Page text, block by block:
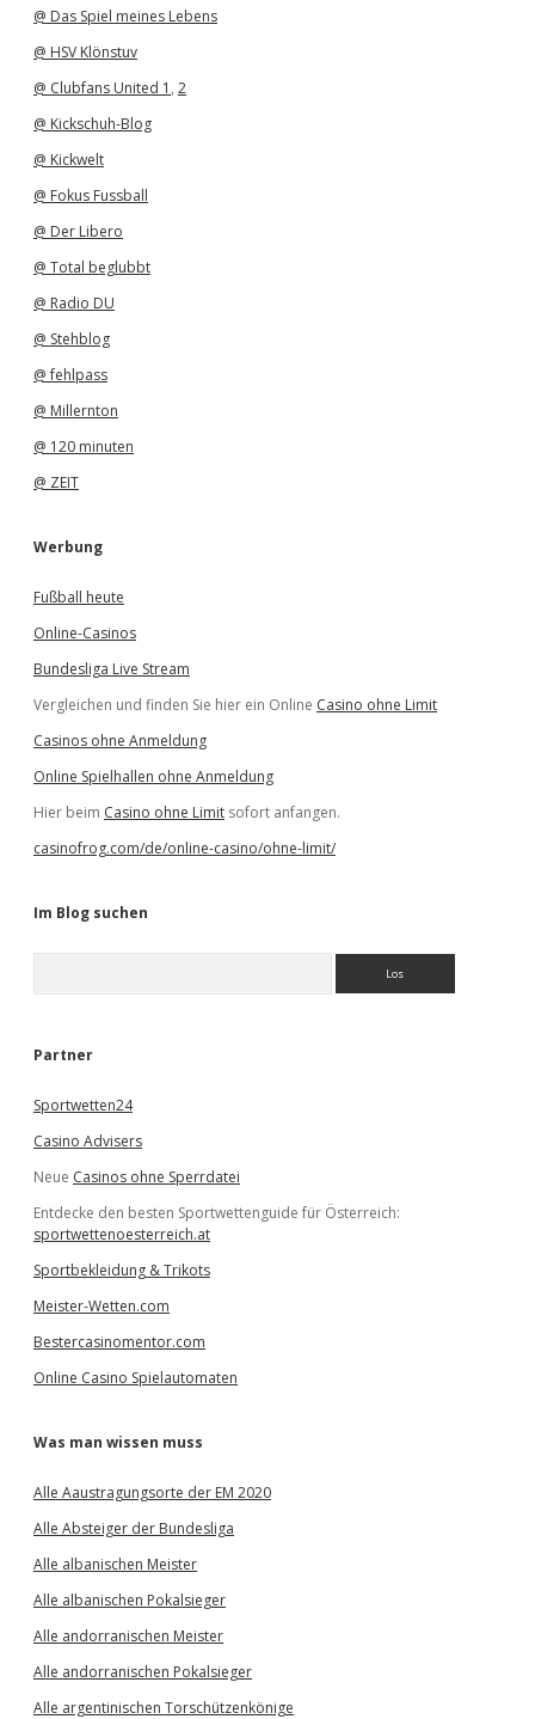
@ Das Spiel meines Lebens
@ HSV Klönstuv
@ Clubfans United 1 , 2
@ Kickschuh-Blog
@ Kickwelt
@ Fokus Fussball
@ Der Libero
@ Total beglubbt
@ Radio DU
@ Stehblog
@ fehlpass
@ Millernton
@ 120 minuten
@ ZEIT
Werbung
Fußball heute
Online-Casinos
Bundesliga Live Stream
Vergleichen und finden Sie hier ein Online Casino ohne Limit
Casinos ohne Anmeldung
Online Spielhallen ohne Anmeldung
Hier beim Casino ohne Limit sofort anfangen.
casinofrog.com/de/online-casino/ohne-limit/
Im Blog suchen
e
Partner
Sportwetten24
Casino Advisers
Neue Casinos ohne Sperrdatei
Entdecke den besten Sportwettenguide für Österreich:
sportwettenoesterreich.at
Sportbekleidung & Trikots
Meister-Wetten.com
Bestercasinomentor.com
Online Casino Spielautomaten
Was man wissen muss
Alle Aaustragungsorte der EM 2020
Alle Absteiger der Bundesliga
Alle albanischen Meister
Alle albanischen Pokalsieger
Alle andorranischen Meister
Alle andorranischen Pokalsieger
Alle argentinischen Torschützenkönige